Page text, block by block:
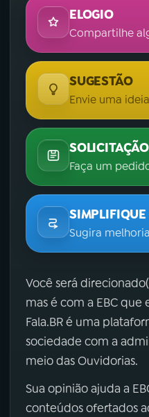
ELOGIO
Compartilhe
SUGESTÃO
Envie uma
SOLICITAÇÃO
Faça um
SIMPLIFIQUE
Sugira
Você será
mas é com a EBC que
Fala.BR é uma
sociedade com a
meio das Ouvidorias.
Sua opinião ajuda a
conteúdos ofertados